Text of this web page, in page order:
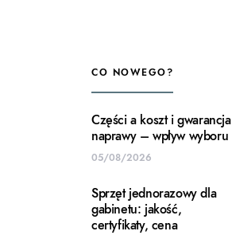
CO NOWEGO?
Części a koszt i gwarancja
naprawy – wpływ wyboru
05/08/2026
Sprzęt jednorazowy dla
gabinetu: jakość,
certyfikaty, cena